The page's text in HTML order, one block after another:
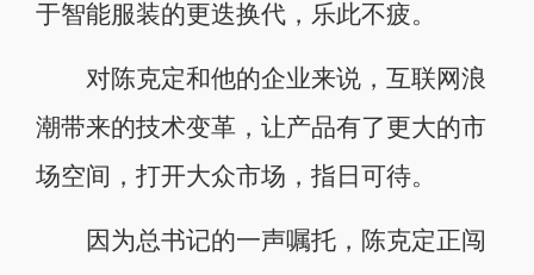
于智能服装的更迭换代，乐此不疲。
对陈克定和他的企业来说，互联网浪
潮带来的技术变革，让产品有了更大的市
场空间，打开大众市场，指日可待。
因为总书记的一声嘱托，陈克定正闯